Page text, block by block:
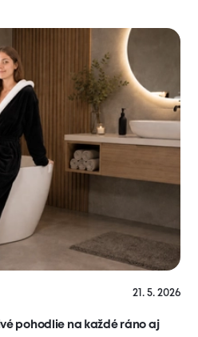
21. 5. 2026
pohodlie na každé ráno aj